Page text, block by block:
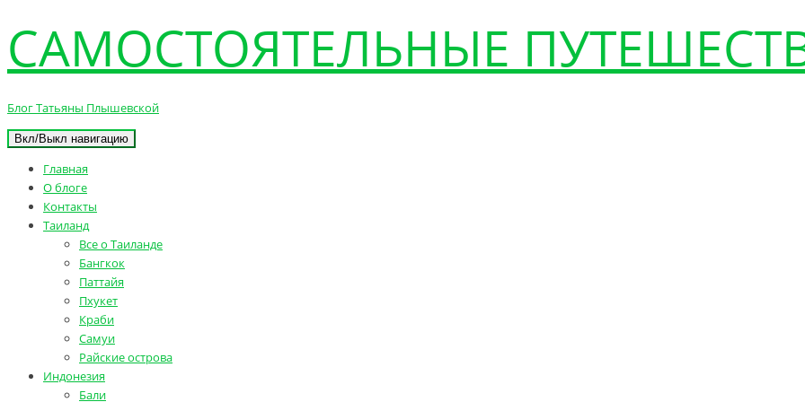
САМОСТОЯТЕЛЬНЫЕ
Блог Татьяны Плышевской
Вкл/Выкл навигацию
Главная
О блоге
Контакты
Таиланд
Все о Таиланде
Бангкок
Паттайя
Пхукет
Краби
Самуи
Райские острова
Индонезия
Бали